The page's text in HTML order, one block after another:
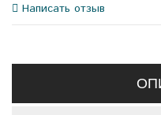
Написать отзыв